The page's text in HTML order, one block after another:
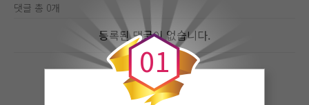
댓글 총 0개
등록된 댓글이 없습니다.
0
0
1